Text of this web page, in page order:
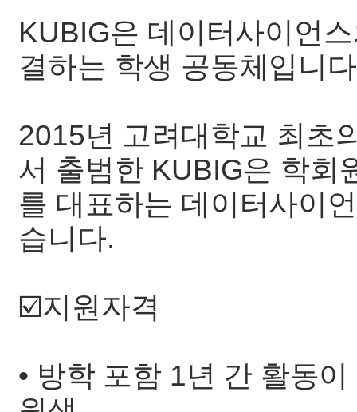
KUBIG은 데이터사이언
결하는 학생 공동체입니
2015년 고려대학교 최초
서 출범한 KUBIG은 학회
를 대표하는 데이터사이
습니다.
☑️지원자격
• 방학 포함 1년 간 활동